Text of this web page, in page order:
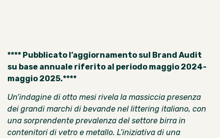
**** Pubblicato l’aggiornamento sul Brand Audit
su base annuale riferito al periodo maggio 2024-
maggio 2025.****
Un’indagine di otto mesi rivela la massiccia presenza
dei grandi marchi di bevande nel littering italiano, con
una sorprendente prevalenza del settore birra in
contenitori di vetro e metallo. L’iniziativa di una